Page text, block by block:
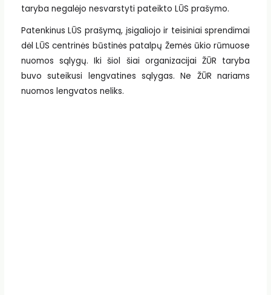
taryba negalėjo nesvarstyti pateikto LŪS prašymo.
Patenkinus LŪS prašymą, įsigaliojo ir teisiniai sprendimai
dėl LŪS centrinės būstinės patalpų Žemės ūkio rūmuose
nuomos sąlygų. Iki šiol šiai organizacijai ŽŪR taryba
buvo suteikusi lengvatines sąlygas. Ne ŽŪR nariams
nuomos lengvatos neliks.